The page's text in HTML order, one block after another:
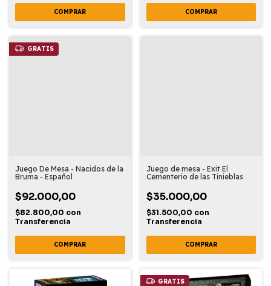
GRATIS
Juego De Mesa - Nacidos de la
Bruma - Español
$92.000,00
$82.800,00 con
Transferencia
Juego de mesa - Exit El
Cementerio de las Tinieblas
$35.000,00
$31.500,00 con
Transferencia
GRATIS